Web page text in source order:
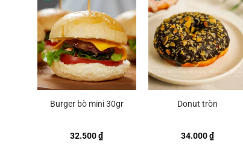
Burger bò mini 30gr
32.500₫
Donut tròn
34.000₫